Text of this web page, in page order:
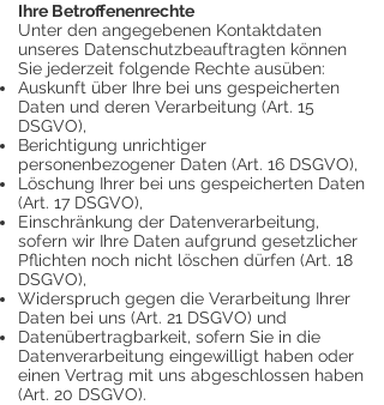
Ihre Betroffenenrechte
Unter den angegebenen Kontaktdaten
unseres Datenschutzbeauftragten können
Sie jederzeit folgende Rechte ausüben:
Auskunft über Ihre bei uns gespeicherten
Daten und deren Verarbeitung (Art. 15
DSGVO),
Berichtigung unrichtiger
personenbezogener Daten (Art. 16 DSGVO),
Löschung Ihrer bei uns gespeicherten Daten
(Art. 17 DSGVO),
Einschränkung der Datenverarbeitung,
sofern wir Ihre Daten aufgrund gesetzlicher
Pflichten noch nicht löschen dürfen (Art. 18
DSGVO),
Widerspruch gegen die Verarbeitung Ihrer
Daten bei uns (Art. 21 DSGVO) und
Datenübertragbarkeit, sofern Sie in die
Datenverarbeitung eingewilligt haben oder
einen Vertrag mit uns abgeschlossen haben
(Art. 20 DSGVO).